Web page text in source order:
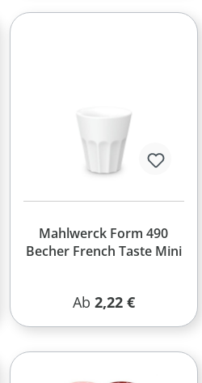
Mahlwerck Form 490
Becher French Taste Mini
Regulärer Preis:
Ab 2,22 €